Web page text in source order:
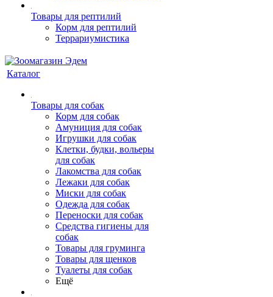
Товары для рептилий
Корм для рептилий
Террариумистика
Каталог
Товары для собак
Корм для собак
Амуниция для собак
Игрушки для собак
Клетки, будки, вольеры
для собак
Лакомства для собак
Лежаки для собак
Миски для собак
Одежда для собак
Переноски для собак
Средства гигиены для
собак
Товары для груминга
Товары для щенков
Туалеты для собак
Ещё